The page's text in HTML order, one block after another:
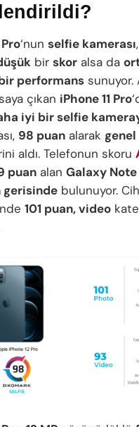
‘nun selfie kamerası
bir skor alsa da
performans sunuyor.
çıkan iPhone 11 Pro
iyi bir selfie
98 puan alarak genel
aldı. Telefonun skoru
puan alan Galaxy Note
gerisinde bulunuyor.
101 puan, video